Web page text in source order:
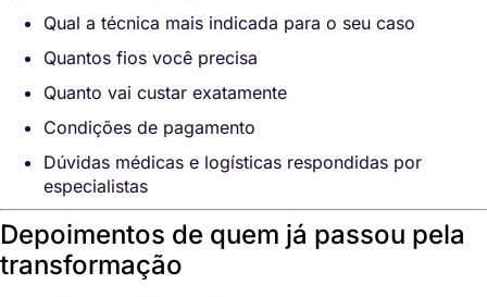
Qual a técnica mais indicada para o seu caso
Quantos fios você precisa
Quanto vai custar exatamente
Condições de pagamento
Dúvidas médicas e logísticas respondidas por
especialistas
Depoimentos de quem já passou pela
transformação